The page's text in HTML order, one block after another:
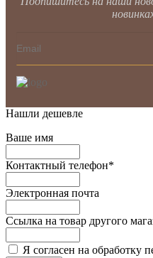
Нашли дешевле
Ваше имя
Контактный телефон*
Электронная почта
Ссылка на товар другого
Я согласен на обработку